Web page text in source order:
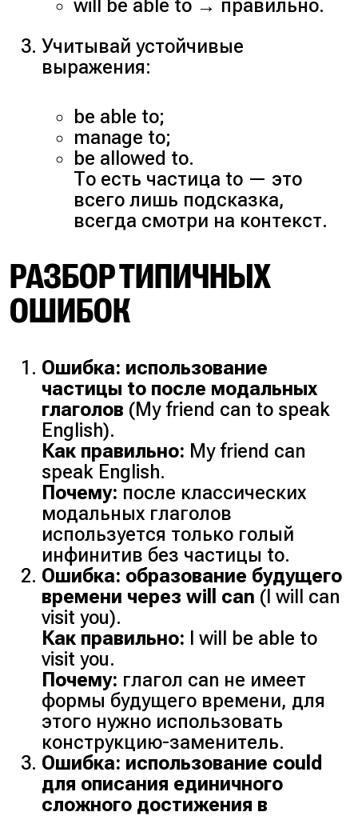
will be able to → правильно.
Учитывай устойчивые
выражения:
be able to;
manage to;
be allowed to.
То есть частица to — это
всего лишь подсказка,
всегда смотри на контекст.
РАЗБОР ТИПИЧНЫХ
ОШИБОК
Ошибка: использование
частицы to после модальных
глаголов (My friend can to speak
English).
Как правильно: My friend can
speak English.
Почему: после классических
модальных глаголов
используется только голый
инфинитив без частицы to.
Ошибка: образование будущего
времени через will can (I will can
visit you).
Как правильно: I will be able to
visit you.
Почему: глагол can не имеет
формы будущего времени, для
этого нужно использовать
конструкцию-заменитель.
Ошибка: использование could
для описания единичного
сложного достижения в